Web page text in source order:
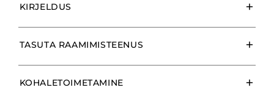
KIRJELDUS
TASUTA RAAMIMISTEENUS
KOHALETOIMETAMINE